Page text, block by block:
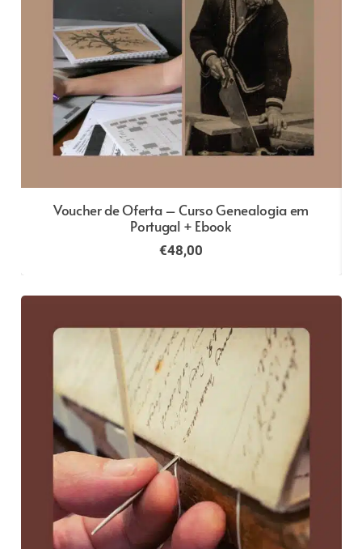
Voucher de Oferta – Curso Genealogia em
Portugal + Ebook
€48,00